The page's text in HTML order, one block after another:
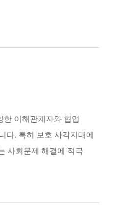
한 이해관계자와 협업
다. 특히 보호 사각지대에
사회문제 해결에 적극